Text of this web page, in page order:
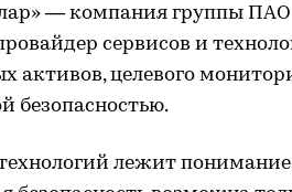
— компания группы ПАО
сервисов и
активов, целевого
безопасностью.
лежит